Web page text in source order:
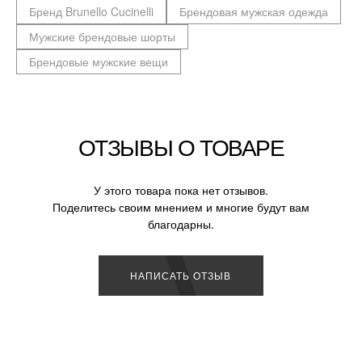
Бренд Brunello Cucinelli
Брендовая мужская одежда
Мужские брендовые шорты
Брендовые мужские вещи
ОТЗЫВЫ О ТОВАРЕ
У этого товара пока нет отзывов.
Поделитесь своим мнением и многие будут вам
благодарны.
НАПИСАТЬ ОТЗЫВ